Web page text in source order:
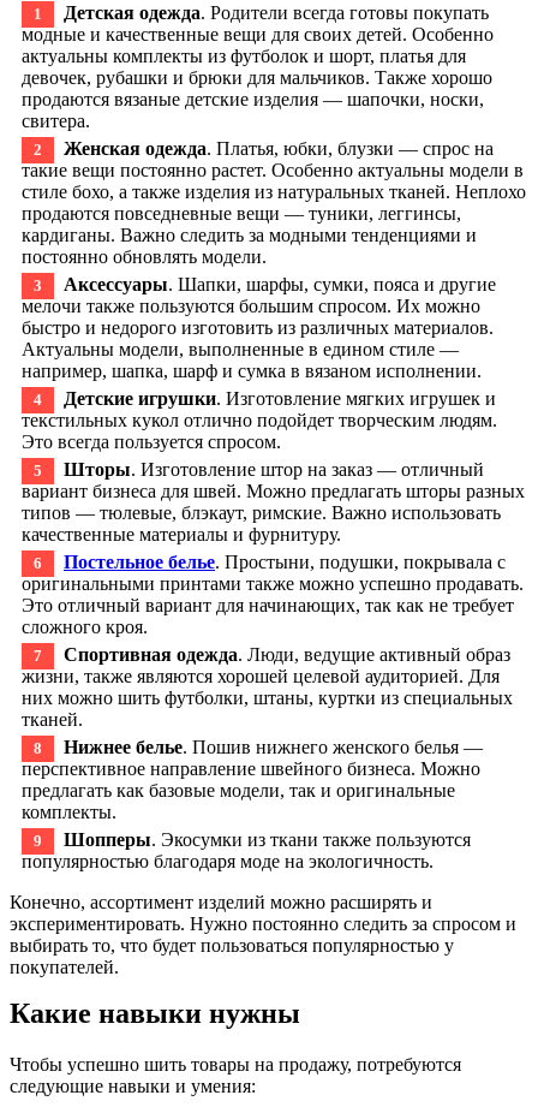
Детская одежда. Родители всегда готовы покупать
модные и качественные вещи для своих детей. Особенно
актуальны комплекты из футболок и шорт, платья для
девочек, рубашки и брюки для мальчиков. Также хорошо
продаются вязаные детские изделия — шапочки, носки,
свитера.
Женская одежда. Платья, юбки, блузки — спрос на
такие вещи постоянно растет. Особенно актуальны модели в
стиле бохо, а также изделия из натуральных тканей. Неплохо
продаются повседневные вещи — туники, леггинсы,
кардиганы. Важно следить за модными тенденциями и
постоянно обновлять модели.
Аксессуары. Шапки, шарфы, сумки, пояса и другие
мелочи также пользуются большим спросом. Их можно
быстро и недорого изготовить из различных материалов.
Актуальны модели, выполненные в едином стиле —
например, шапка, шарф и сумка в вязаном исполнении.
Детские игрушки. Изготовление мягких игрушек и
текстильных кукол отлично подойдет творческим людям.
Это всегда пользуется спросом.
Шторы. Изготовление штор на заказ — отличный
вариант бизнеса для швей. Можно предлагать шторы разных
типов — тюлевые, блэкаут, римские. Важно использовать
качественные материалы и фурнитуру.
Постельное белье. Простыни, подушки, покрывала с
оригинальными принтами также можно успешно продавать.
Это отличный вариант для начинающих, так как не требует
сложного кроя.
Спортивная одежда. Люди, ведущие активный образ
жизни, также являются хорошей целевой аудиторией. Для
них можно шить футболки, штаны, куртки из специальных
тканей.
Нижнее белье. Пошив нижнего женского белья —
перспективное направление швейного бизнеса. Можно
предлагать как базовые модели, так и оригинальные
комплекты.
Шопперы. Экосумки из ткани также пользуются
популярностью благодаря моде на экологичность.
Конечно, ассортимент изделий можно расширять и
экспериментировать. Нужно постоянно следить за спросом и
выбирать то, что будет пользоваться популярностью у
покупателей.
Какие навыки нужны
Чтобы успешно шить товары на продажу, потребуются
следующие навыки и умения: